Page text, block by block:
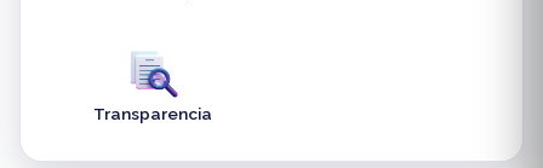
Transparencia